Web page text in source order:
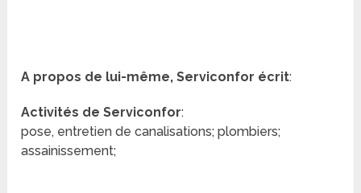
A propos de lui-même, Serviconfor écrit:
Activités de Serviconfor:
pose, entretien de canalisations; plombiers;
assainissement;